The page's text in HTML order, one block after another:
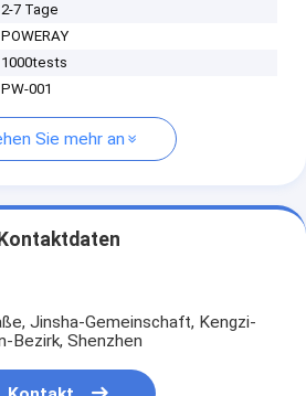
2-7 Tage
POWERAY
1000tests
PW-001
Sie mehr an
Kontaktdaten
Jinsha-Gemeinschaft, Kengzi-
Bezirk, Shenzhen